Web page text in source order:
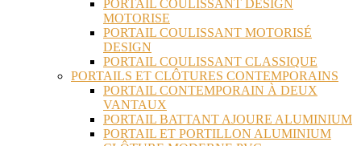
PORTAIL COULISSANT DESIGN
MOTORISE
PORTAIL COULISSANT MOTORISÉ
DESIGN
PORTAIL COULISSANT CLASSIQUE
PORTAILS ET CLÔTURES CONTEMPORAINS
PORTAIL CONTEMPORAIN À DEUX
VANTAUX
PORTAIL BATTANT AJOURE ALUMINIUM
PORTAIL ET PORTILLON ALUMINIUM